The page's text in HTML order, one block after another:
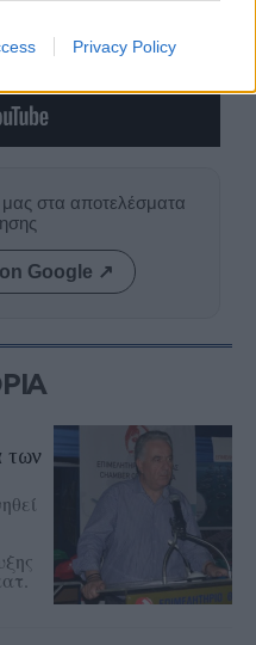
Privacy Policy
στα αποτελέσματα
Google ↗
των